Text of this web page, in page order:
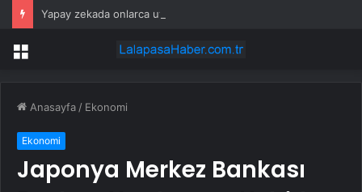
Menü
Anasayfa / Ekonomi
Ekonomi
Japonya Merkez Bankası